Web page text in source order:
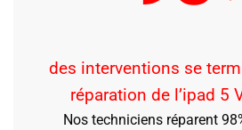
des interventions se
réparation de l’ipad 5
Nos techniciens réparent